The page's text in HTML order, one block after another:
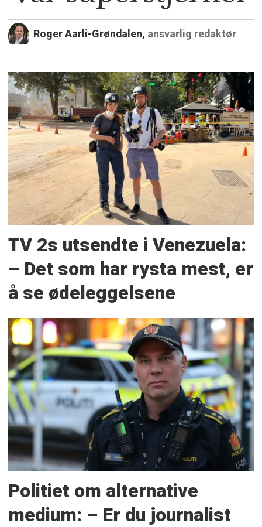
Roger Aarli-Grøndalen, ansvarlig redaktør
TV 2s utsendte i Venezuela:
– Det som har rysta mest, er
å se ødeleggelsene
Politiet om alternative
medium: – Er du journalist